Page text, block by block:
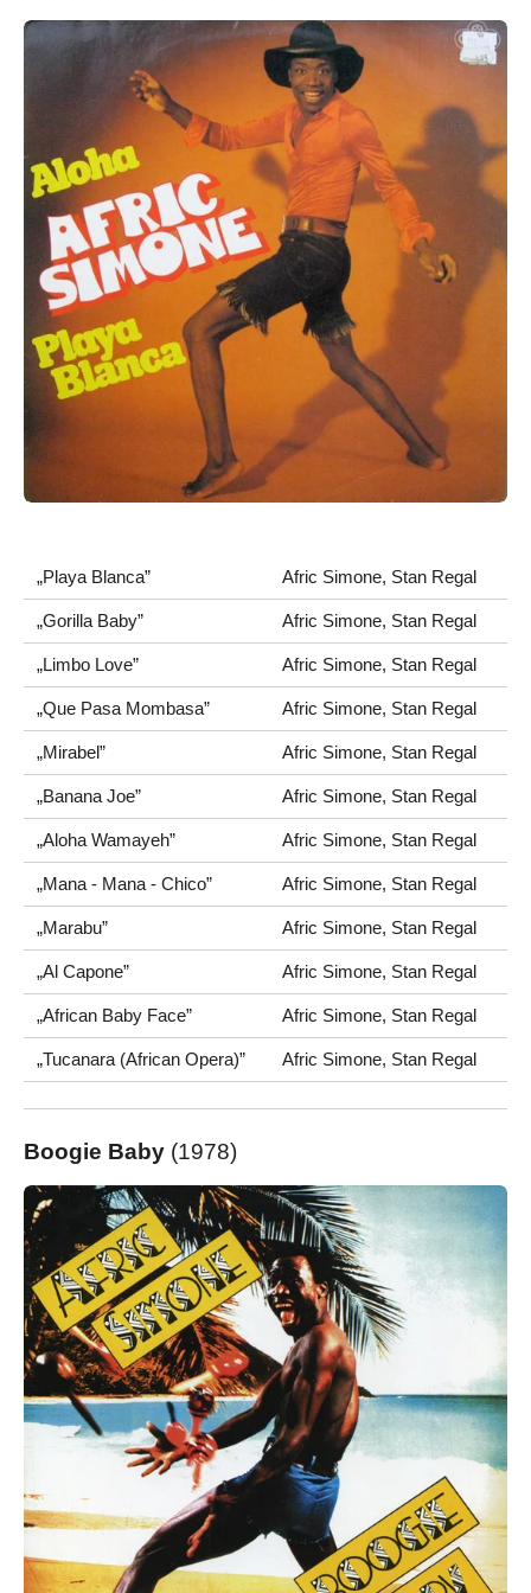
„Playa Blanca” Afric Simone, Stan Regal
„Gorilla Baby” Afric Simone, Stan Regal
„Limbo Love” Afric Simone, Stan Regal
„Que Pasa Mombasa” Afric Simone, Stan Regal
„Mirabel” Afric Simone, Stan Regal
„Banana Joe” Afric Simone, Stan Regal
„Aloha Wamayeh” Afric Simone, Stan Regal
„Mana - Mana - Chico” Afric Simone, Stan Regal
„Marabu” Afric Simone, Stan Regal
„Al Capone” Afric Simone, Stan Regal
„African Baby Face” Afric Simone, Stan Regal
„Tucanara (African Opera)” Afric Simone, Stan Regal
Boogie Baby (1978)